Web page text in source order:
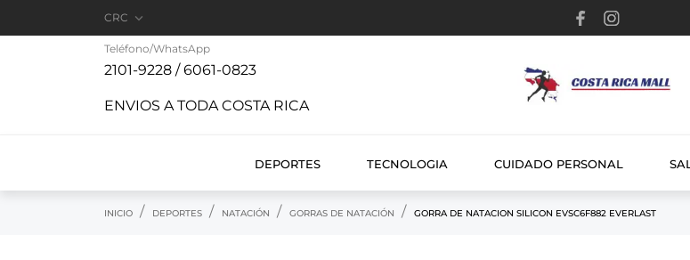
CRC 
Teléfono/WhatsApp
2101-9228 / 6061-0823
ENVIOS A TODA COSTA RICA
DEPORTES TECNOLOGIA CUIDADO PERSONAL
INICIO DEPORTES NATACIÓN GORRAS DE NATACIÓN GORRA DE NATACION SILICON EVSC6F882 EVERLAST